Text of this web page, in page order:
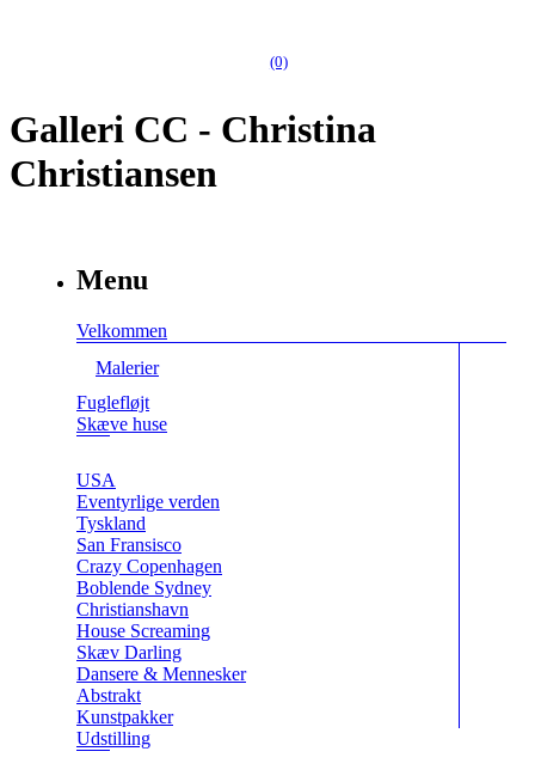
(0)
Galleri CC - Christina
Christiansen
Menu
Velkommen
Malerier
Fuglefløjt
Skæve huse
USA
Eventyrlige verden
Tyskland
San Fransisco
Crazy Copenhagen
Boblende Sydney
Christianshavn
House Screaming
Skæv Darling
Dansere & Mennesker
Abstrakt
Kunstpakker
Udstilling